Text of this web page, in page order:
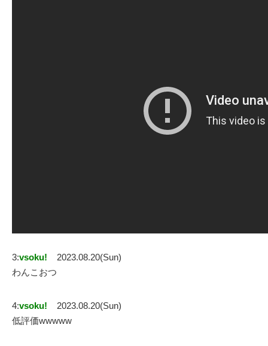
3:vsoku!
2023.08.20(Sun)
わんこおつ
4:vsoku!
2023.08.20(Sun)
低評価wwwww